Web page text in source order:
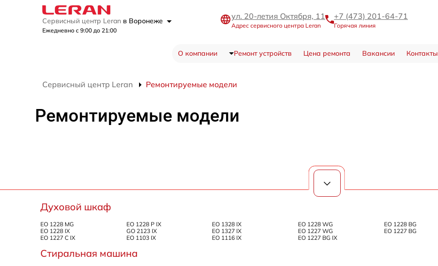
Сервисный центр Leran в Воронеже
Ежедневно с 9:00 до 21:00
ул. 20-летия Октября, 11
Адрес сервисного центра Leran
+7 (473) 201-64-71
Горячая линия
О компании Ремонт устройств Цена ремонта Вакансии Контакты
Сервисный центр Leran Ремонтируемые модели
Ремонтируемые модели
Духовой шкаф
EO 1228 MG EO 1228 P IX EO 1328 IX EO 1228 WG EO 1228 BG
EO 1228 IX
GO 2123 IX EO 1327 IX EO 1227 WG EO 1227 BG
EO 1227 C IX
EO 1103 IX EO 1116 IX EO 1227 BG IX
Стиральная машина